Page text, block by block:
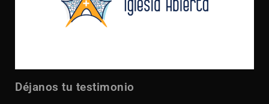
Déjanos tu testimonio